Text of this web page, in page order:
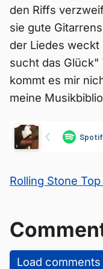
den Riffs
sie gute
der Liedes
sucht das Glück"
kommt es mir
meine
Rolling Stone
Load comments